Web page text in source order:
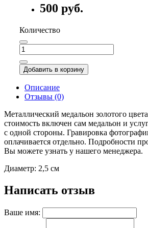
500 руб.
Количество
Добавить в корзину
Описание
Отзывы (0)
Металлический медальон золотого
стоимость включен сам медальон и
с одной стороны. Гравировка
оплачивается отдельно. Подробности
Вы можете узнать у нашего менеджера.
Диаметр: 2,5 см
Написать отзыв
Ваше имя: